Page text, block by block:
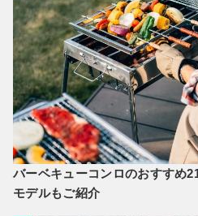
バーベキューコンロのおすすめ
モデルもご紹介